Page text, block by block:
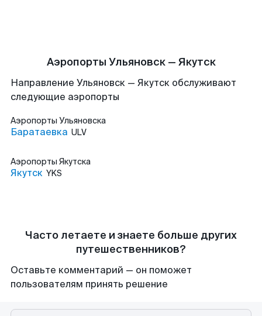
Аэропорты Ульяновск — Якутск
Направление Ульяновск — Якутск обслуживают
следующие аэропорты
Аэропорты Ульяновска
Баратаевка ULV
Аэропорты Якутска
Якутск YKS
Часто летаете и знаете больше других
путешественников?
Оставьте комментарий — он поможет
пользователям принять решение